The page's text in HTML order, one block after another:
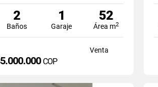
2
Baños
1
Garaje
52
Área m2
Venta
COP